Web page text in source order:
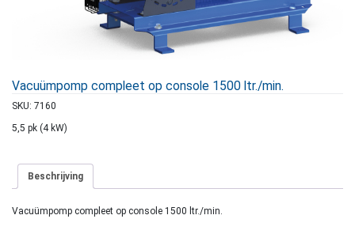
Vacuümpomp compleet op console 1500 ltr./min.
SKU: 7160
5,5 pk (4 kW)
Beschrijving
Vacuümpomp compleet op console 1500 ltr./min.